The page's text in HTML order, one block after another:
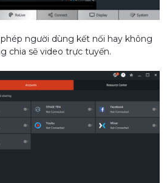
người dùng kết nối hay không
chia sẽ video trực tuyến.